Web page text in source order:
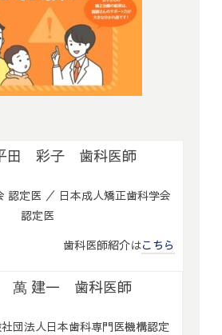
田 彩子 歯科医師
認定医 ／ 日本成人矯正歯科学会
認定医
歯科医師紹介はこちら
萬 建一 歯科医師
団法人日本歯科専門医機構認定